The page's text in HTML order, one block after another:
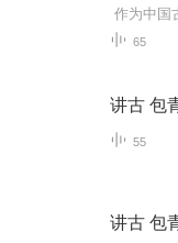
65
讲古 包
55
讲古 包